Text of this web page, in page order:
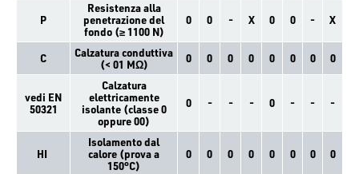
P
Resistenza alla
penetrazione del
fondo (≥ 1100 N)
0 0 - X 0 0 - X
C
Calzatura conduttiva
(< 01 MΩ)
0 0 0 0 0 0 0 0
vedi EN
50321
Calzatura
elettricamente
isolante (classe 0
oppure 00)
0 - - - 0 - - -
HI
Isolamento dal
calore (prova a
150°C)
0 0 0 0 0 0 0 0